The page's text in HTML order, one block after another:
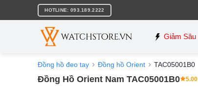
nội
HOTLINE: 093.189.2222
Giảm Sâu
Đồng hồ đeo tay Đồng hồ Orient TAC05001B0
Đồng Hồ Orient Nam TAC05001B0 5.00